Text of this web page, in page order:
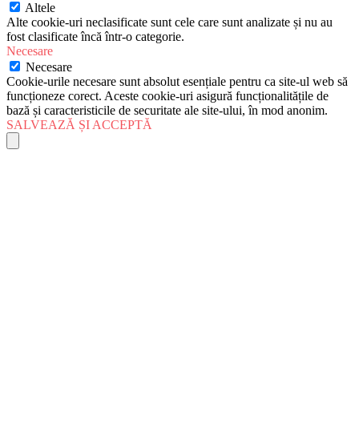
Altele
Alte cookie-uri neclasificate sunt cele care sunt analizate și nu au
fost clasificate încă într-o categorie.
Necesare
Necesare
Cookie-urile necesare sunt absolut esențiale pentru ca site-ul web să
funcționeze corect. Aceste cookie-uri asigură funcționalitățile de
bază și caracteristicile de securitate ale site-ului, în mod anonim.
SALVEAZĂ ȘI ACCEPTĂ